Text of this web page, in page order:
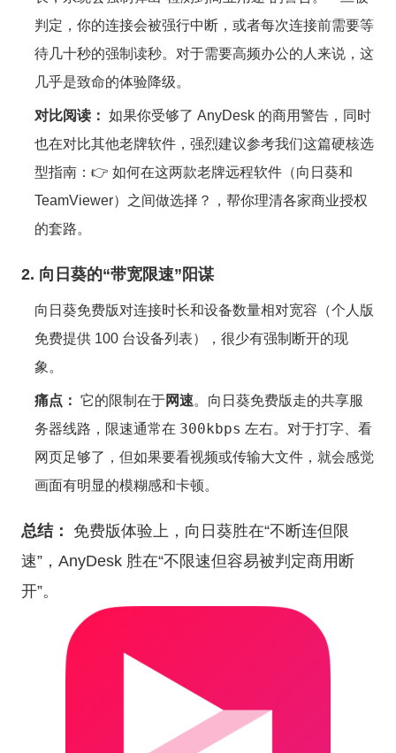
判定，你的连接会被强行中断，或者每次连接前需要等
待几十秒的强制读秒。对于需要高频办公的人来说，这
几乎是致命的体验降级。
对比阅读： 如果你受够了 AnyDesk 的商用警告，同时
也在对比其他老牌软件，强烈建议参考我们这篇硬核选
型指南：👉 如何在这两款老牌远程软件（向日葵和
TeamViewer）之间做选择？
，帮你理清各家商业授权
的套路。
2. 向日葵的“带宽限速”阳谋
向日葵免费版对连接时长和设备数量相对宽容（个人版
免费提供 100 台设备列表），很少有强制断开的现
象。
痛点： 它的限制在于网速。向日葵免费版走的共享服
务器线路，限速通常在 300kbps 左右。对于打字、看
网页足够了，但如果要看视频或传输大文件，就会感觉
画面有明显的模糊感和卡顿。
总结：
免费版体验上，向日葵胜在“不断连但限
速”，AnyDesk 胜在“不限速但容易被判定商用断
开”。